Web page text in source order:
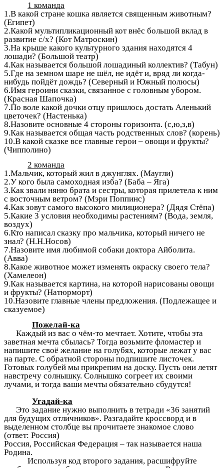
1 команда
1.В какой стране кошка является священным животным?
(Египет)
2.Какой мультипликационный кот внёс большой вклад в
развитие с/х? (Кот Матроскин)
3.На крыше какого культурного здания находятся 4
лошади? (Большой театр)
4.Как называется большой лошадиный коллектив? (Табун)
5.Где на земном шаре не шёл, не идёт и, вряд ли когда-
нибудь пойдёт дождь? (Северный и Южный полюсы)
6.Имя героини сказки, связанное с головным убором.
(Красная Шапочка)
7.По воле какой дочки отцу пришлось достать Аленький
цветочек? (Настенька)
8.Назовите основные 4 стороны горизонта. (с,ю,з,в)
9.Как называется общая часть родственных слов? (корень)
10.В какой сказке все главные герои – овощи и фрукты?
(Чипполино)
2 команда
1.Мальчик, который жил в джунглях. (Маугли)
2.У кого была самоходная изба? (Баба – Яга)
3.Как звали няню брата и сестры, которая прилетела к ним
с восточным ветром? (Мэри Поппинс)
4.Как зовут самого высокого милиционера? (Дядя Стёпа)
5.Какие 3 условия необходимы растениям? (Вода, земля,
воздух)
6.Кто написал сказку про мальчика, который ничего не
знал? (Н.Н.Носов)
7.Назовите имя любимой собаки доктора Айболита.
(Авва)
8.Какое животное может изменять окраску своего тела?
(Хамелеон)
9.Как называется картина, на которой нарисованы овощи
и фрукты? (Натюрморт)
10.Назовите главные члены предложения. (Подлежащее и
сказуемое)
Пожелай-ка
Каждый из вас о чём-то мечтает. Хотите, чтобы эта
заветная мечта сбылась? Тогда возьмите фломастер и
напишите своё желание на голубях, которые лежат у вас
на парте. С обратной стороны подпишите листочек.
Готовых голубей мы прикрепим на доску. Пусть они летят
навстречу солнышку. Солнышко согреет их своими
лучами, и тогда ваши мечты обязательно сбудутся!
Угадай-ка
Это задание нужно выполнить в тетради «36 занятий
для будущих отличников». Разгадайте кроссворд и в
выделенном столбце вы прочитаете знакомое слово
(ответ: Россия)
Россия, Российская Федерация – так называется наша
Родина.
Используя код второго задания, расшифруйте